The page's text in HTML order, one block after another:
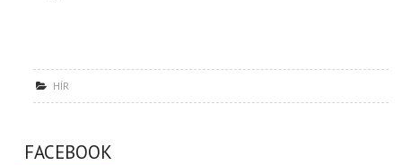
HÍR
FACEBOOK